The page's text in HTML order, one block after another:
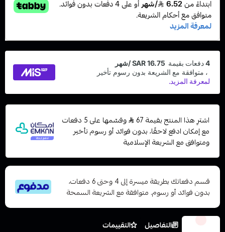
اشترِ هذا المنتج بقيمة 67
وقسّمها على 5 دفعات
مع إمكان ادفع لاحقًا، بدون فوائد أو رسوم تأخير
ومتوافق مع الشريعة الإسلامية
قسم دفعاتك بطريقة ميسرة إلى 4 وحتى 6 دفعات،
بدون فوائد أو رسوم. متوافقة مع الشريعة السمحة
التفاصيل
التقييمات